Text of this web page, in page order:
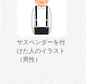
サスペンダーを付
けた人のイラスト
（男性）